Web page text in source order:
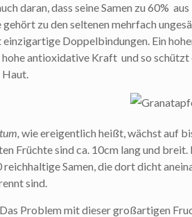
daran, dass seine Samen zu 60%
gehört zu den seltenen mehrfach
einzigartige Doppelbindungen. Ein
antioxidative Kraft und so
Haut.
wie ereigentlich heißt, wächst auf
Früchte sind ca. 10cm lang und
reichhaltige Samen, die dort dicht
sind.
Das Problem mit dieser großartigen